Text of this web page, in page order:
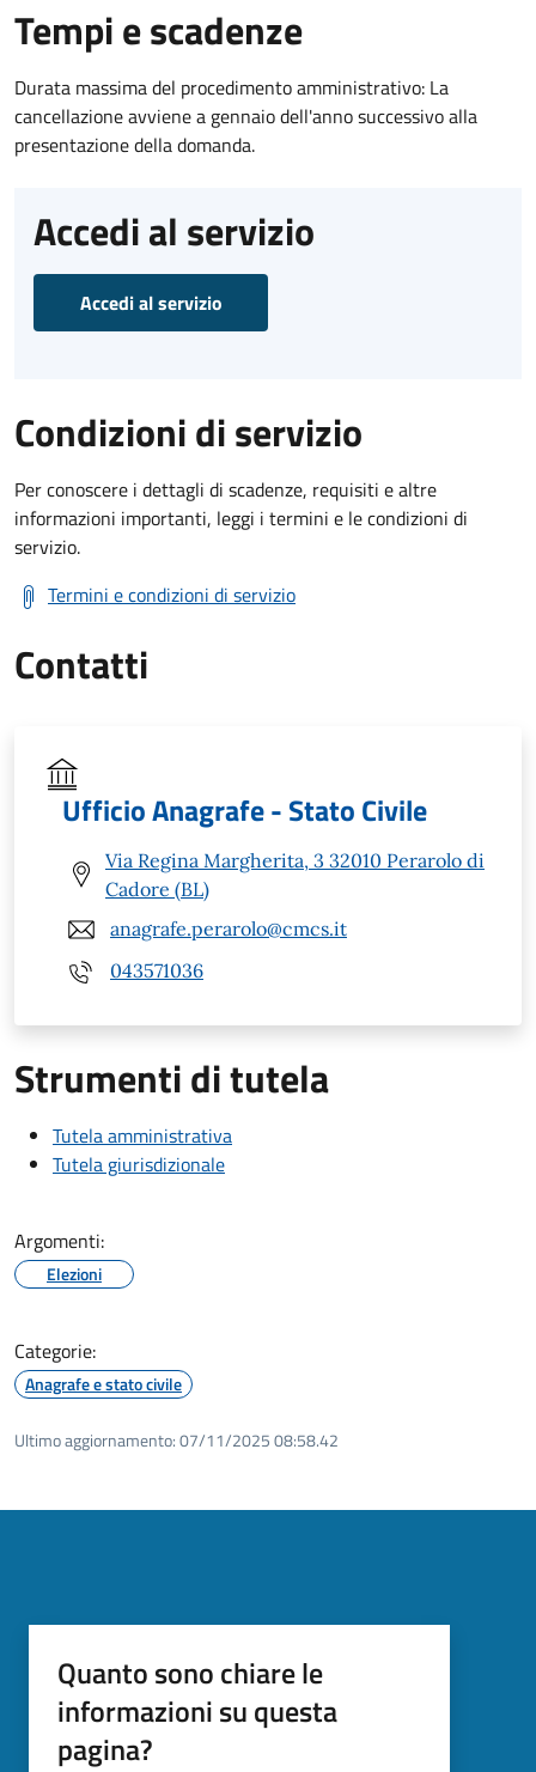
Tempi e scadenze
Durata massima del procedimento amministrativo: La
cancellazione avviene a gennaio dell'anno successivo alla
presentazione della domanda.
Accedi al servizio
Accedi al servizio
Condizioni di servizio
Per conoscere i dettagli di scadenze, requisiti e altre
informazioni importanti, leggi i termini e le condizioni di
servizio.
Termini e condizioni di servizio
Contatti
Ufficio Anagrafe - Stato Civile
Via Regina Margherita, 3 32010 Perarolo di
Cadore (BL)
anagrafe.perarolo@cmcs.it
043571036
Strumenti di tutela
Tutela amministrativa
Tutela giurisdizionale
Argomenti:
Elezioni
Categorie:
Anagrafe e stato civile
Ultimo aggiornamento:07/11/2025 08:58.42
Quanto sono chiare le
informazioni su questa
pagina?